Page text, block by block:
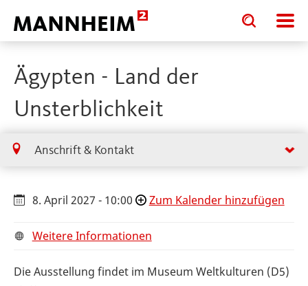
Toggle
search
input
Toggle
search
input
Ägypten - Land der
Unsterblichkeit
Anschrift & Kontakt
8. April 2027 - 10:00 Zum Kalender hinzufügen
Weitere Informationen
Die Ausstellung findet im Museum Weltkulturen (D5)